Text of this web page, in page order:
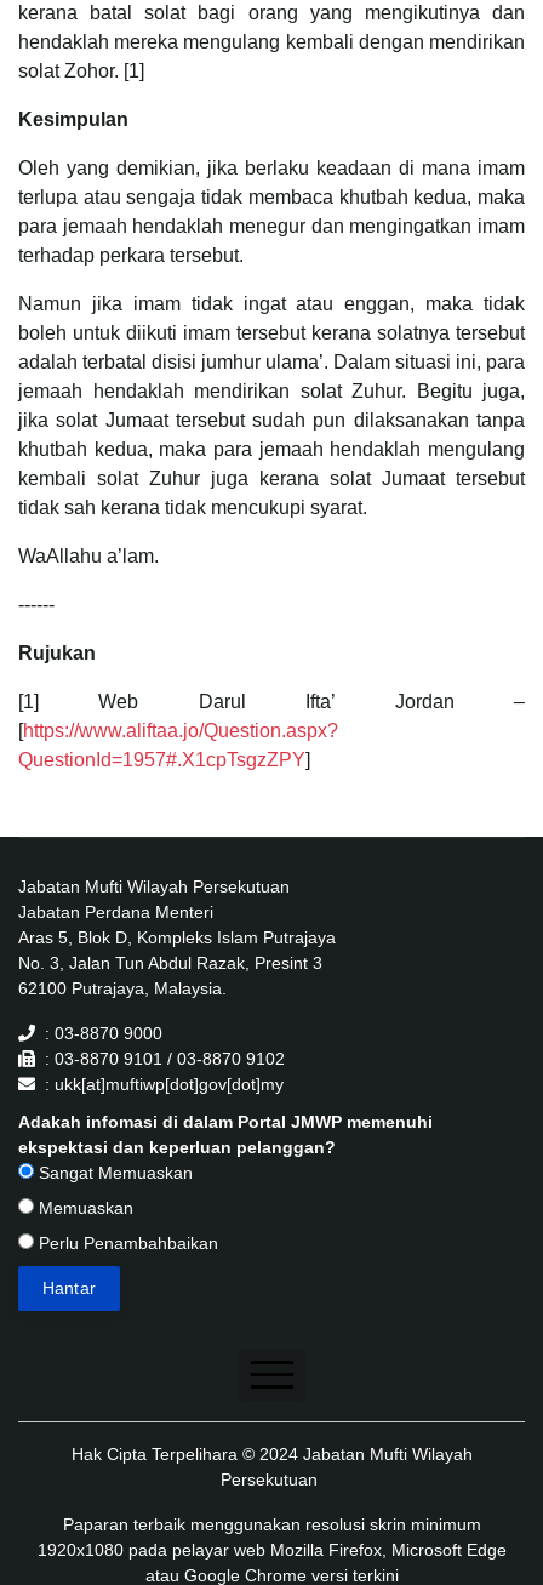
kerana batal solat bagi orang yang mengikutinya dan
hendaklah mereka mengulang kembali dengan mendirikan
solat Zohor. [1]
Kesimpulan
Oleh yang demikian, jika berlaku keadaan di mana imam
terlupa atau sengaja tidak membaca khutbah kedua, maka
para jemaah hendaklah menegur dan mengingatkan imam
terhadap perkara tersebut.
Namun jika imam tidak ingat atau enggan, maka tidak
boleh untuk diikuti imam tersebut kerana solatnya tersebut
adalah terbatal disisi jumhur ulama’. Dalam situasi ini, para
jemaah hendaklah mendirikan solat Zuhur. Begitu juga,
jika solat Jumaat tersebut sudah pun dilaksanakan tanpa
khutbah kedua, maka para jemaah hendaklah mengulang
kembali solat Zuhur juga kerana solat Jumaat tersebut
tidak sah kerana tidak mencukupi syarat.
WaAllahu a’lam.
------
Rujukan
[1] Web Darul Ifta’ Jordan –
[https://www.aliftaa.jo/Question.aspx?
QuestionId=1957#.X1cpTsgzZPY]
Jabatan Mufti Wilayah Persekutuan
Jabatan Perdana Menteri
Aras 5, Blok D, Kompleks Islam Putrajaya
No. 3, Jalan Tun Abdul Razak, Presint 3
62100 Putrajaya, Malaysia.
: 03-8870 9000
: 03-8870 9101 / 03-8870 9102
: ukk[at]muftiwp[dot]gov[dot]my
Adakah infomasi di dalam Portal JMWP memenuhi
ekspektasi dan keperluan pelanggan?
Sangat Memuaskan
Memuaskan
Perlu Penambahbaikan
Penafian
Dasar Keselamatan
Dasar Privasi Aplikasi
Hak Cipta Terpelihara © 2024 Jabatan Mufti Wilayah
Persekutuan
Paparan terbaik menggunakan resolusi skrin minimum
1920x1080 pada pelayar web Mozilla Firefox, Microsoft Edge
atau Google Chrome versi terkini